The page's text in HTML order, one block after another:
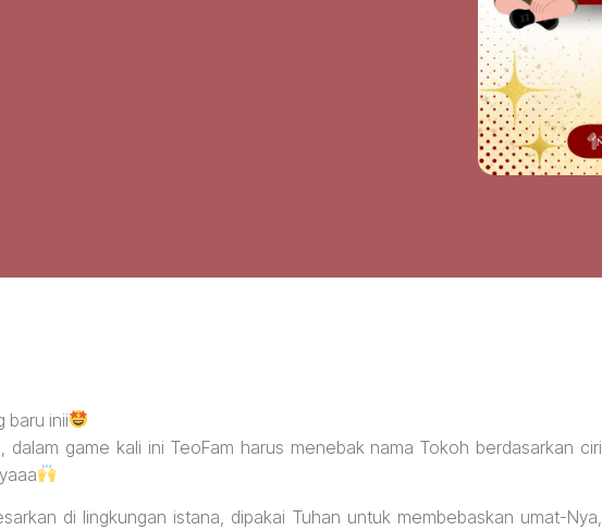
baru inii
dalam game kali ini TeoFam harus menebak nama Tokoh berdasarkan ciri
di lingkungan istana, dipakai Tuhan untuk membebaskan umat-Nya,